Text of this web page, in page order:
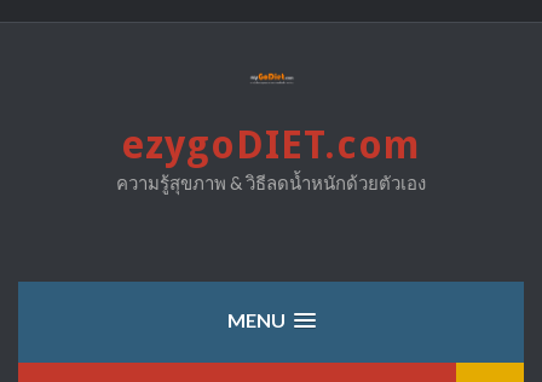
ezygoDIET.com
ความรู้สุขภาพ & วิธีลดน้ำหนักด้วยตัวเอง
MENU